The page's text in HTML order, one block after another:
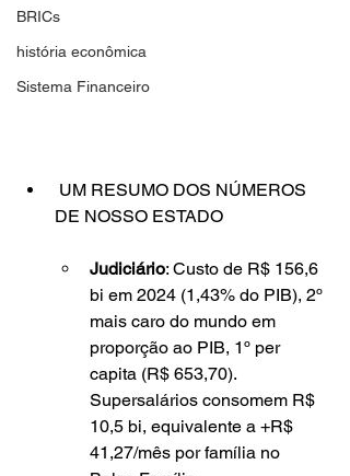
BRICs
história econômica
Sistema Financeiro
DE NOSSO ESTADO
Judiciário: Custo de R$ 156,6
bi em 2024 (1,43% do PIB), 2º
mais caro do mundo em
proporção ao PIB, 1º per
capita (R$ 653,70).
Supersalários consomem R$
10,5 bi, equivalente a +R$
41,27/mês por família no